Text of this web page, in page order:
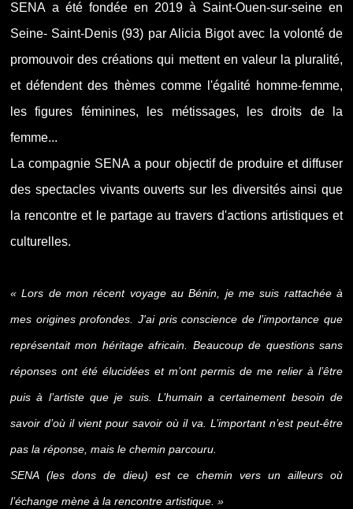
SENA a été fondée en 2019 à Saint-Ouen-sur-seine en
Seine- Saint-Denis (93) par Alicia Bigot avec la volonté de
promouvoir des créations qui mettent en valeur la pluralité,
et défendent des thèmes comme l'égalité homme-femme,
les figures féminines, les métissages, les droits de la
femme...
La compagnie SENA a pour objectif de produire et diffuser
des spectacles vivants ouverts sur les diversités ainsi que
la rencontre et le partage au travers d'actions artistiques et
culturelles.
« Lors de mon récent voyage au Bénin, je me suis rattachée à
mes origines profondes. J'ai pris conscience de l’importance que
représentait mon héritage africain. Beaucoup de questions sans
réponses ont été élucidées et m’ont permis de me relier à l’être
puis à l’artiste que je suis. L’humain a certainement besoin de
savoir d’où il vient pour savoir où il va. L’important n’est peut-être
pas la réponse, mais le chemin parcouru.
SENA (les dons de dieu) est ce chemin vers un ailleurs où
l’échange mène à la rencontre artistique. »